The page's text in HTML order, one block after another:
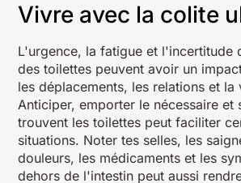
Vivre avec la colite
L'urgence, la fatigue et l'incertitude
des toilettes peuvent avoir un
les déplacements, les relations et la
Anticiper, emporter le nécessaire et
trouvent les toilettes peut faciliter
situations. Noter tes selles, les
douleurs, les médicaments et les
dehors de l'intestin peut aussi